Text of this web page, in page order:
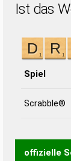
Ist das
Spiel
Scrabble®
offizielle